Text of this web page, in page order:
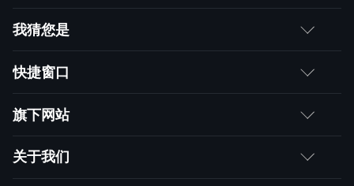
我猜您是
客户
合作伙伴
求职者
快捷窗口
如何购买
产品注册与激活
旗下网站
网神
关于我们